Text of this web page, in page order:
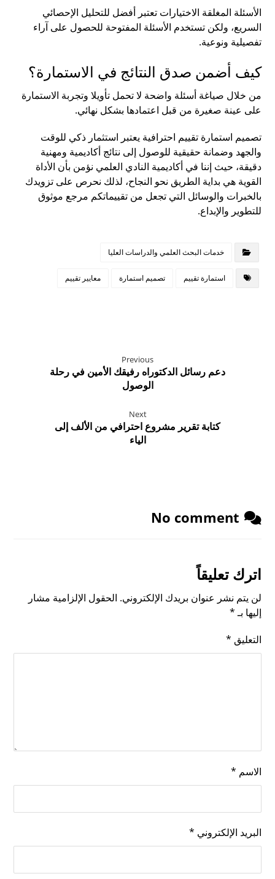
الأسئلة المغلقة الاختيارات تعتبر أفضل للتحليل الإحصائي
السريع، ولكن تستخدم الأسئلة المفتوحة للحصول على آراء
تفصيلية ونوعية.
كيف أضمن صدق النتائج في الاستمارة؟
من خلال صياغة أسئلة واضحة لا تحمل تأويلا وتجربة الاستمارة
على عينة صغيرة من قبل اعتمادها بشكل نهائي.
تصميم استمارة تقييم احترافية يعتبر استثمار ذكي للوقت
والجهد وضمانة حقيقية للوصول إلى نتائج أكاديمية ومهنية
دقيقة، حيث إننا في أكاديمية النادي العلمي نؤمن بأن الأداة
القوية هي بداية الطريق نحو النجاح، لذلك نحرص على تزويدك
بالخبرات والوسائل التي تجعل من تقييماتكم مرجع موثوق
للتطوير والإبداع.
خدمات البحث العلمي والدراسات العليا
استمارة تقييم تصميم استمارة معايير تقييم
Previous
دعم رسائل الدكتوراه رفيقك الأمين في رحلة
الوصول
Next
كتابة تقرير مشروع احترافي من الألف إلى
الياء
No comment
اترك تعليقاً
لن يتم نشر عنوان بريدك الإلكتروني. الحقول الإلزامية مشار
إليها بـ*
التعليق *
الاسم *
البريد الإلكتروني *